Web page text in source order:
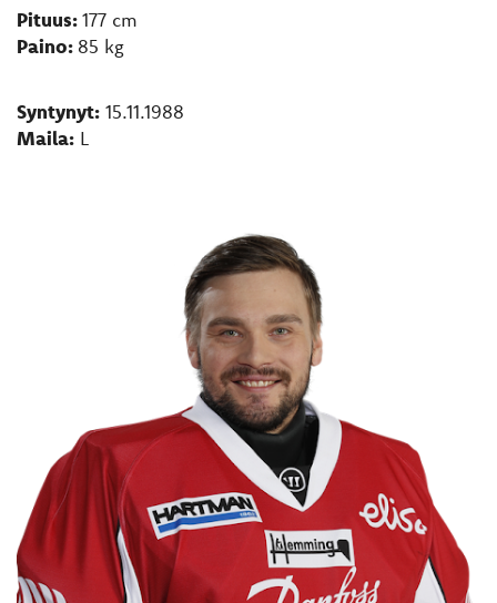
Pituus:177 cm
Paino: ​85 kg
Syntynyt: 15.11.1988
Maila: L